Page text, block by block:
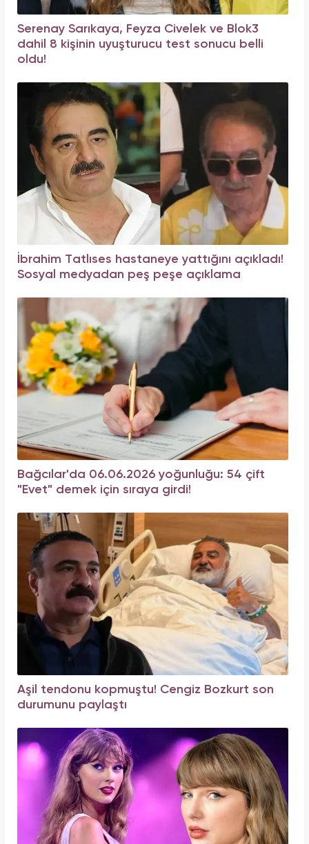
Serenay Sarıkaya, Feyza Civelek ve Blok3
dahil 8 kişinin uyuşturucu test sonucu belli
oldu!
İbrahim Tatlıses hastaneye yattığını açıkladı!
Sosyal medyadan peş peşe açıklama
Bağcılar'da 06.06.2026 yoğunluğu: 54 çift
"Evet" demek için sıraya girdi!
Aşil tendonu kopmuştu! Cengiz Bozkurt son
durumunu paylaştı